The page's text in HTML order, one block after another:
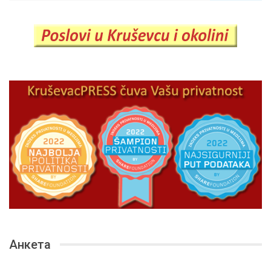
Анкета